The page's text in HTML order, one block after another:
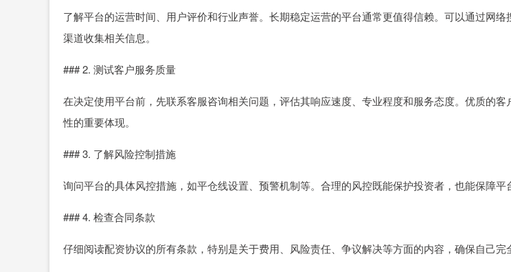
了解平台的运营时间、用户评价和行业声誉。长期稳定运营的平台通常更值得信赖。可以通过网络
渠道收集相关信息。
### 2. 测试客户服务质量
在决定使用平台前，先联系客服咨询相关问题，评估其响应速度、专业程度和服务态度。优质的客
性的重要体现。
### 3. 了解风险控制措施
询问平台的具体风控措施，如平仓线设置、预警机制等。合理的风控既能保护投资者，也能保障平
### 4. 检查合同条款
仔细阅读配资协议的所有条款，特别是关于费用、风险责任、争议解决等方面的内容，确保自己完